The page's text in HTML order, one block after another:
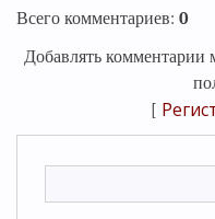
Всего комментариев: 0
Добавлять комментарии
[